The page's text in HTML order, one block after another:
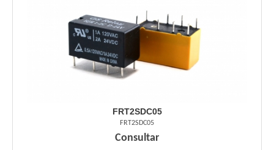
FRT2SDC05
FRT2SDC05
Consultar